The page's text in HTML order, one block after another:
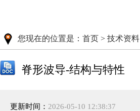
您现在的位置是： 首页 > 技术资料
脊形波导-结构与特性
更新时间： 2026-05-10 12:38:37